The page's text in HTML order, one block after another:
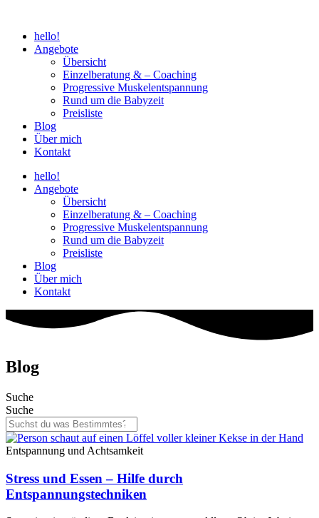
wechselnhello!
Angebote
Übersicht
Einzelberatung & – Coaching
Progressive Muskelentspannung
Rund um die Babyzeit
Preisliste
Blog
Über mich
Kontakt
hello!
Angebote
Übersicht
Einzelberatung & – Coaching
Progressive Muskelentspannung
Rund um die Babyzeit
Preisliste
Blog
Über mich
Kontakt
Blog
Suche
Suche
Entspannung und Achtsamkeit
Stress und Essen – Hilfe durch
Entspannungstechniken